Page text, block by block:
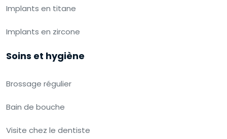
Implants en titane
Implants en zircone
Soins et hygiène
Brossage régulier
Bain de bouche
Visite chez le dentiste